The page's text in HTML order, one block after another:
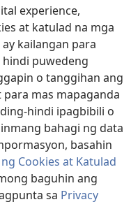
experience,
at katulad na mga
kailangan para
puwedeng
o tanggihan ang
mas mapaganda
hindi ipagbibili o
bahagi ng data
basahin
Cookies at Katulad
baguhin ang
sa Privacy